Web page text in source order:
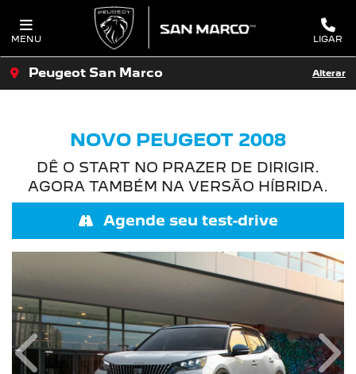
MENU LIGAR
Peugeot San Marco Alterar
NOVO PEUGEOT 2008
DÊ O START NO PRAZER DE DIRIGIR.
AGORA TAMBÉM NA VERSÃO HÍBRIDA.
Agende seu test-drive
Anterior